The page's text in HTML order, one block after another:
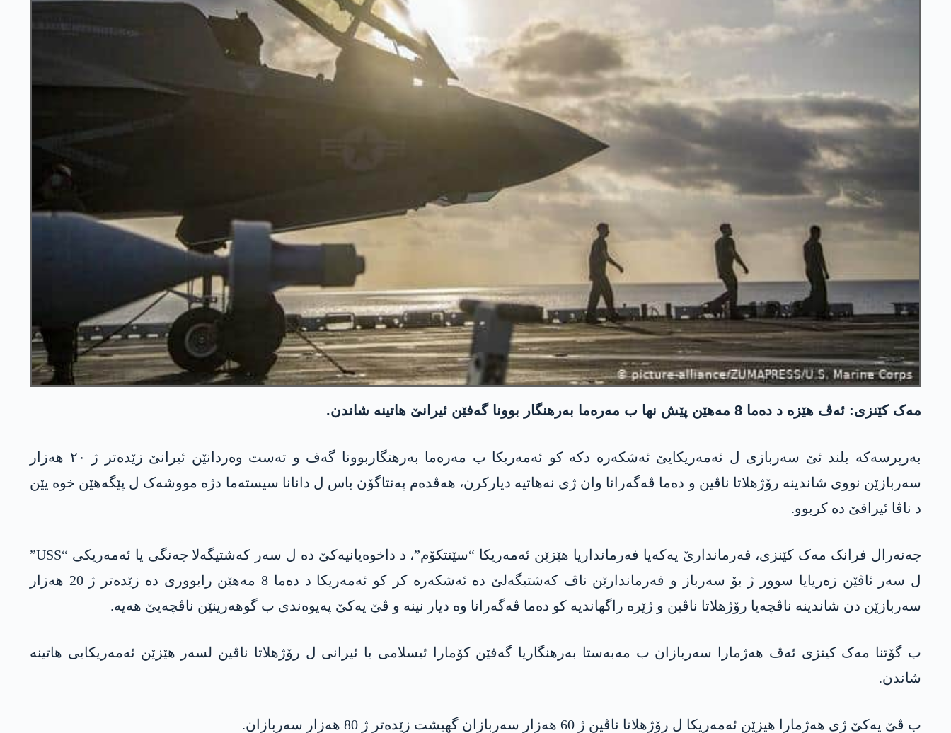
مەک کێنزی: ئەڤ هێزە د دەما 8 مەهێن پێش نها ب مەرەما بەرهنگار بوونا گەفێن ئیرانێ هاتینە شاندن.
بەرپرسەکە بلند ئێ سەربازی ل ئەمەریکایێ ئەشکەرە دکە کو ئەمەریکا ب مەرەما بەرهنگاربوونا گەف و تەست وەردانێن ئیرانێ زێدەتر ژ ٢٠ هەزار
سەربازێن نووی شاندینە رۆژهلاتا ناڤین و دەما ڤەگەرانا وان ژی نەهاتیە دیارکرن، هەڤدەم پەنتاگۆن باس ل دانانا سیستەما دژە مووشەک ل پێگەهێن خوە یێن
د ناڤا ئیراقێ دە کربوو.
جەنەرال فرانک مەک کێنزی، فەرماندارێ یەکەیا فەرمانداریا هێزێن ئەمەریکا “سێنتکۆم”، د داخوەیانیەکێ دە ل سەر کەشتیگەلا جەنگی یا ئەمەریکی “USS”
ل سەر ئاڤێن زەریایا سوور ژ بۆ سەرباز و فەرماندارێن ناڤ کەشتیگەلێ دە ئەشکەرە کر کو ئەمەریکا د دەما 8 مەهێن رابووری دە زێدەتر ژ 20 هەزار
سەربازێن دن شاندینە ناڤچەیا رۆژهلاتا ناڤین و ژێرە راگهاندیە کو دەما ڤەگەرانا وە دیار نینە و ڤێ یەکێ پەیوەندی ب گوهەرینێن ناڤچەیێ هەیە.
ب گۆتنا مەک کینزی ئەڤ هەژمارا سەربازان ب مەبەستا بەرهنگاریا گەفێن کۆمارا ئیسلامی یا ئیرانی ل رۆژهلاتا ناڤین لسەر هێزێن ئەمەریکایی هاتینە
شاندن.
ب ڤێ یەکێ ژی هەژمارا هیزێن ئەمەریکا ل رۆژهلاتا ناڤین ژ 60 هەزار سەربازان گهیشت زێدەتر ژ 80 هەزار سەربازان.